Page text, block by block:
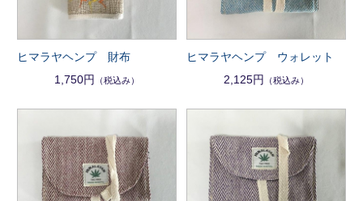
ヒマラヤヘンプ 財布
1,750円
（税込み）
ヒマラヤヘンプ ウォレット
2,125円
（税込み）